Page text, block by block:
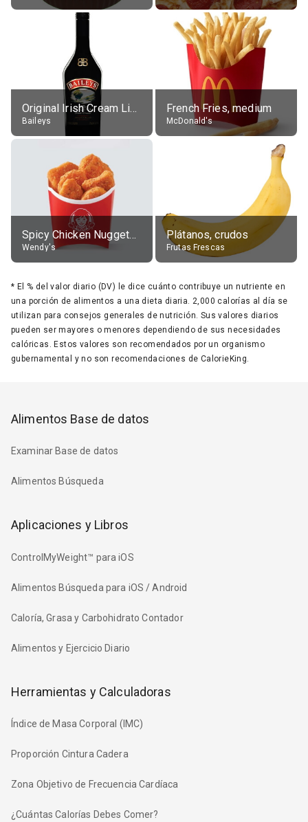
Original Irish Cream Liqueur (17% alc.)
Baileys
French Fries, medium
McDonald's
Spicy Chicken Nuggets, without sauce
Wendy's
Plátanos, crudos
Frutas Frescas
* El % del valor diario (DV) le dice cuánto contribuye un nutriente en
una porción de alimentos a una dieta diaria. 2,000 calorías al día se
utilizan para consejos generales de nutrición. Sus valores diarios
pueden ser mayores o menores dependiendo de sus necesidades
calóricas. Estos valores son recomendados por un organismo
gubernamental y no son recomendaciones de CalorieKing.
Alimentos Base de datos
Examinar Base de datos
Alimentos Búsqueda
Aplicaciones y Libros
ControlMyWeight™ para iOS
Alimentos Búsqueda para iOS / Android
Caloría, Grasa y Carbohidrato Contador
Alimentos y Ejercicio Diario
Herramientas y Calculadoras
Índice de Masa Corporal (IMC)
Proporción Cintura Cadera
Zona Objetivo de Frecuencia Cardíaca
¿Cuántas Calorías Debes Comer?